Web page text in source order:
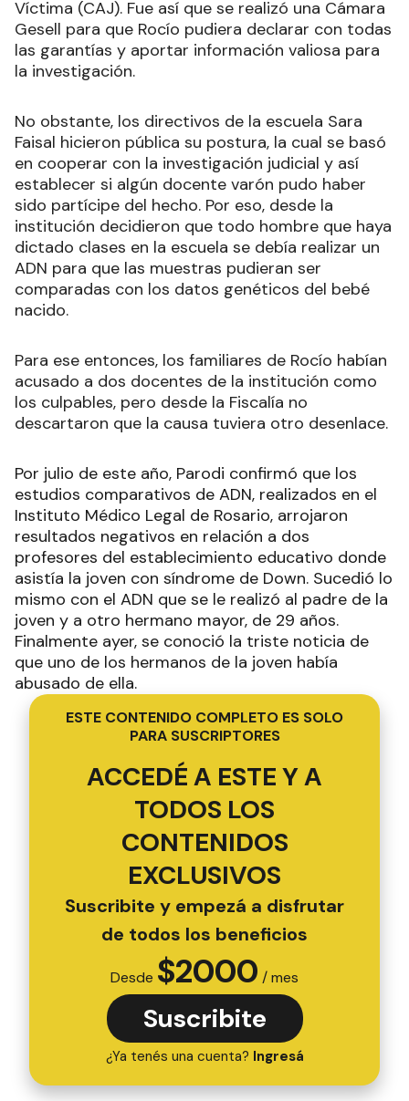
Víctima (CAJ). Fue así que se realizó una Cámara
Gesell para que Rocío pudiera declarar con todas
las garantías y aportar información valiosa para
la investigación.
No obstante, los directivos de la escuela Sara
Faisal hicieron pública su postura, la cual se basó
en cooperar con la investigación judicial y así
establecer si algún docente varón pudo haber
sido partícipe del hecho. Por eso, desde la
institución decidieron que todo hombre que haya
dictado clases en la escuela se debía realizar un
ADN para que las muestras pudieran ser
comparadas con los datos genéticos del bebé
nacido.
Para ese entonces, los familiares de Rocío habían
acusado a dos docentes de la institución como
los culpables, pero desde la Fiscalía no
descartaron que la causa tuviera otro desenlace.
Por julio de este año, Parodi confirmó que los
estudios comparativos de ADN, realizados en el
Instituto Médico Legal de Rosario, arrojaron
resultados negativos en relación a dos
profesores del establecimiento educativo donde
asistía la joven con síndrome de Down. Sucedió lo
mismo con el ADN que se le realizó al padre de la
joven y a otro hermano mayor, de 29 años.
Finalmente ayer, se conoció la triste noticia de
que uno de los hermanos de la joven había
abusado de ella.
ESTE CONTENIDO COMPLETO ES SOLO
PARA SUSCRIPTORES
ACCEDÉ A ESTE Y A
TODOS LOS
CONTENIDOS
EXCLUSIVOS
Suscribite y empezá a disfrutar
de todos los beneficios
Desde $2000 / mes
Suscribite
¿Ya tenés una cuenta? Ingresá